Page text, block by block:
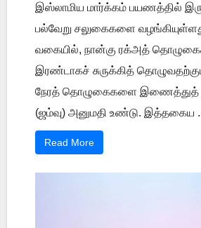
இஸ்லாமிய மார்க்கம் பயணத்தில்
பல்வேறு சலுகைகளை
வகையில், நான்கு ரக்அத்
இரண்டாகச் சுருக்கித்
நேரத் தொழுகைகளை இணைத்துத்
(ஜம்வு) அனுமதி உண்டு. இத்தகைய
Read More